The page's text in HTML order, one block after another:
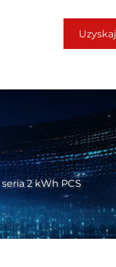
Uzyskaj
seria 2 kWh PCS